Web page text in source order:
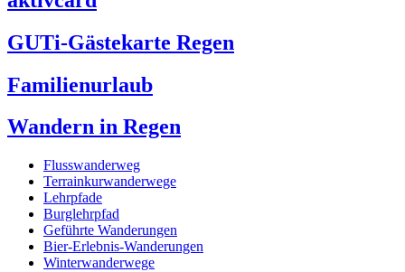
GUTi-Gästekarte Regen
Familienurlaub
Wandern in Regen
Flusswanderweg
Terrainkurwanderwege
Lehrpfade
Burglehrpfad
Geführte Wanderungen
Bier-Erlebnis-Wanderungen
Winterwanderwege